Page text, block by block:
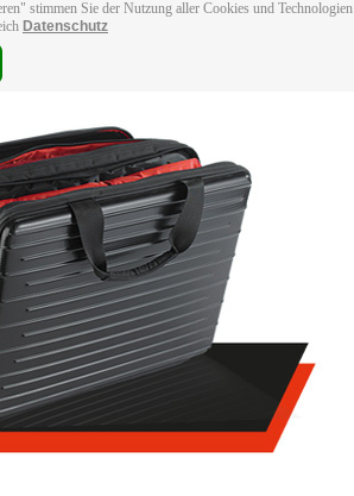
stimmen Sie der Nutzung aller Cookies und Technologien
Datenschutz